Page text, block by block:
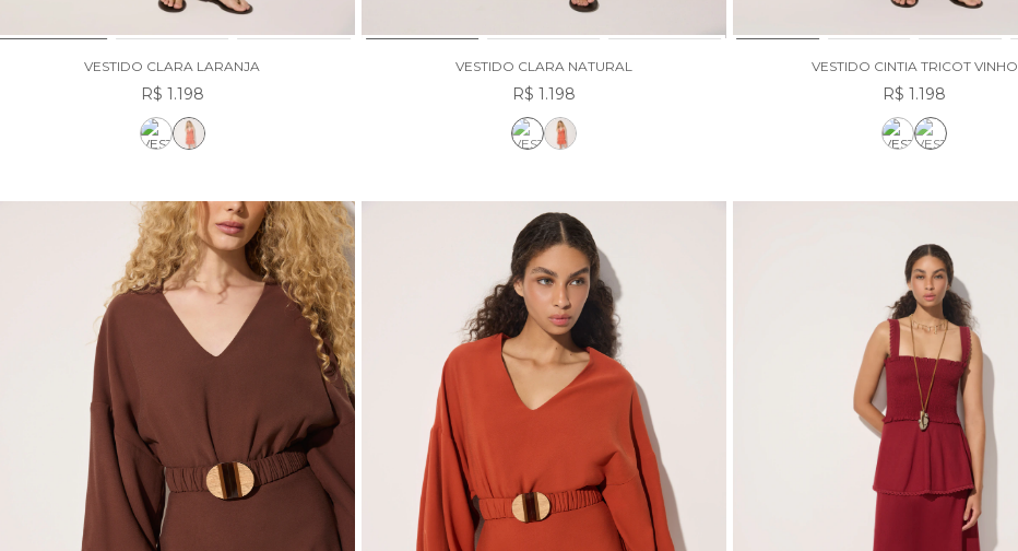
VESTIDO CLARA LARANJA
R$ 1.198
VESTIDO CLARA NATURAL
R$ 1.198
VESTIDO CINTIA TRICOT VINHO
R$ 1.198